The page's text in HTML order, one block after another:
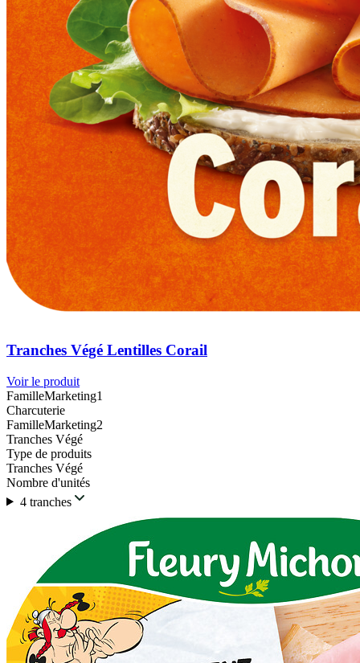
Tranches Végé Lentilles Corail
Voir le produit
FamilleMarketing1
Charcuterie
FamilleMarketing2
Tranches Végé
Type de produits
Tranches Végé
Nombre d'unités
4 tranches